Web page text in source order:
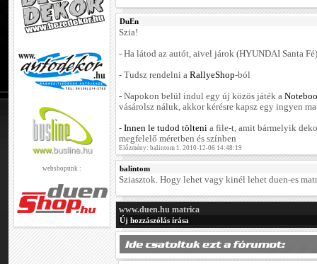
webshopunk :
DuEn
Szia!
- Ha látod az autót, aivel járok (HYUNDAI Santa
- Tudsz rendelni a RallyeShop-ból
- Napokon belül indul egy új közös játék a
vásárolsz náluk, akkor kérésre kapsz egy ingyen
- Innen le tudod tölteni a file-t, amit bármelyik
megfelelő méretben és színben
Előzmény: balintom 1. 2010-12-06 14:48:19
balintom
Sziasztok. Hogy lehet vagy kinél lehet duen-es
www.duen.hu matrica
Új hozzászólás írása